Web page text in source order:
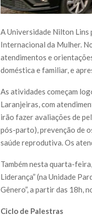
A Universidade Nilton Lins
Internacional da Mulher.
atendimentos e
doméstica e familiar, e
As atividades começam
Laranjeiras, com
irão fazer avaliações de
pós-parto), prevenção de
saúde reprodutiva. Os
Também nesta quarta-
Liderança” (na Unidade
Gênero”, a partir das 18h,
Ciclo de Palestras